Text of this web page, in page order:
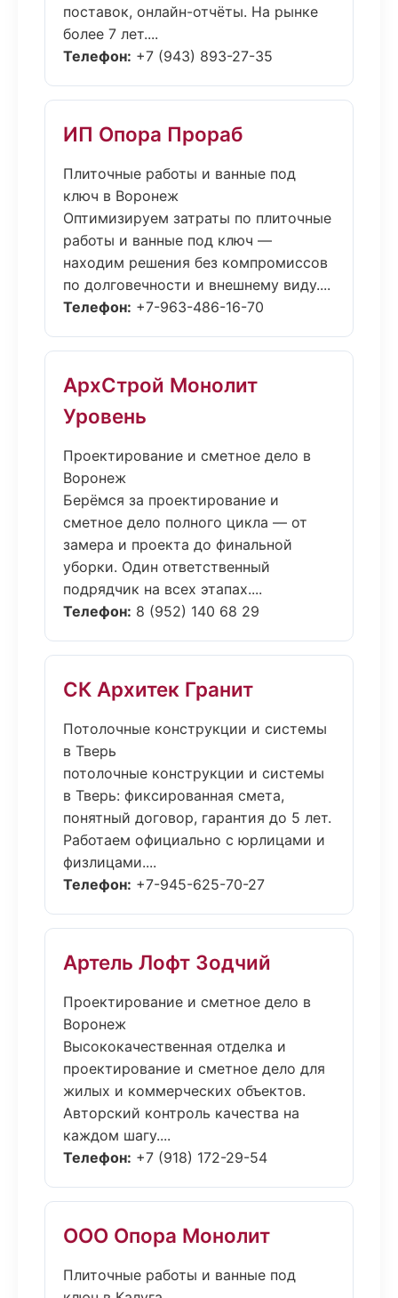
поставок, онлайн-отчёты. На рынке
более 7 лет....
Телефон: +7 (943) 893-27-35
ИП Опора Прораб
Плиточные работы и ванные под
ключ в Воронеж
Оптимизируем затраты по плиточные
работы и ванные под ключ —
находим решения без компромиссов
по долговечности и внешнему виду....
Телефон: +7-963-486-16-70
АрхСтрой Монолит
Уровень
Проектирование и сметное дело в
Воронеж
Берёмся за проектирование и
сметное дело полного цикла — от
замера и проекта до финальной
уборки. Один ответственный
подрядчик на всех этапах....
Телефон: 8 (952) 140 68 29
СК Архитек Гранит
Потолочные конструкции и системы
в Тверь
потолочные конструкции и системы
в Тверь: фиксированная смета,
понятный договор, гарантия до 5 лет.
Работаем официально с юрлицами и
физлицами....
Телефон: +7-945-625-70-27
Артель Лофт Зодчий
Проектирование и сметное дело в
Воронеж
Высококачественная отделка и
проектирование и сметное дело для
жилых и коммерческих объектов.
Авторский контроль качества на
каждом шагу....
Телефон: +7 (918) 172-29-54
ООО Опора Монолит
Плиточные работы и ванные под